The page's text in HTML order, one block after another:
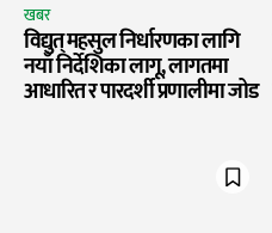
खबर
विद्युत् महसुल निर्धारणका लागि
नयाँ निर्देशिका लागू, लागतमा
आधारित र पारदर्शी प्रणालीमा जोड